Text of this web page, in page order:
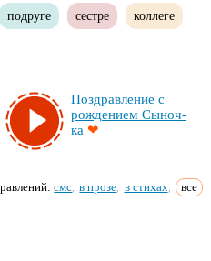
подруге сестре коллеге
Поз­драв­ле­ние с
рож­де­ни­ем Сы­ноч­
ка ❤
смс в прозе в стихах все